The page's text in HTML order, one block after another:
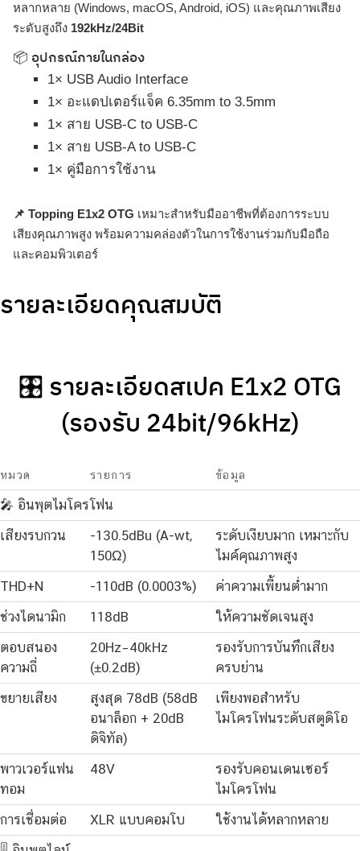
หลากหลาย (Windows, macOS, Android, iOS) และคุณภาพเสียง
ระดับสูงถึง 192kHz/24Bit
📦 อุปกรณ์ภายในกล่อง
1× USB Audio Interface
1× อะแดปเตอร์แจ็ค 6.35mm to 3.5mm
1× สาย USB-C to USB-C
1× สาย USB-A to USB-C
1× คู่มือการใช้งาน
📌 Topping E1x2 OTG เหมาะสำหรับมืออาชีพที่ต้องการระบบ
เสียงคุณภาพสูง พร้อมความคล่องตัวในการใช้งานร่วมกับมือถือ
และคอมพิวเตอร์
รายละเอียดคุณสมบัติ
🎛️ รายละเอียดสเปค E1x2 OTG
(รองรับ 24bit/96kHz)
หมวด รายการ ข้อมูล
🎤 อินพุตไมโครโฟน
เสียงรบกวน
-130.5dBu (A-wt,
150Ω)
ระดับเงียบมาก เหมาะกับ
ไมค์คุณภาพสูง
THD+N
-110dB (0.0003%)
ค่าความเพี้ยนต่ำมาก
ช่วงไดนามิก
118dB
ให้ความชัดเจนสูง
ตอบสนอง
ความถี่
20Hz–40kHz
(±0.2dB)
รองรับการบันทึกเสียง
ครบย่าน
ขยายเสียง
สูงสุด 78dB (58dB
อนาล็อก + 20dB
ดิจิทัล)
เพียงพอสำหรับ
ไมโครโฟนระดับสตูดิโอ
พาวเวอร์แฟน
ทอม
48V
รองรับคอนเดนเซอร์
ไมโครโฟน
การเชื่อมต่อ
XLR แบบคอมโบ
ใช้งานได้หลากหลาย